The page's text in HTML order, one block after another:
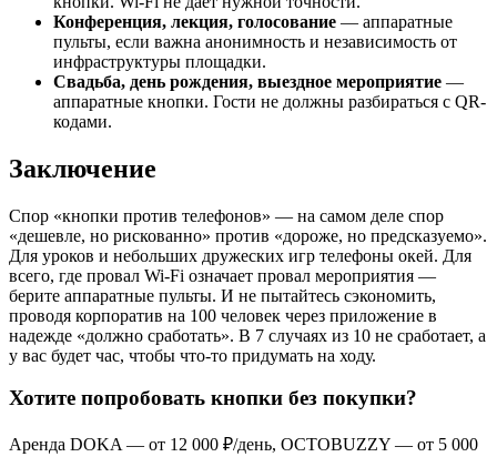
Конференция, лекция, голосование — аппаратные
пульты, если важна анонимность и независимость от
инфраструктуры площадки.
Свадьба, день рождения, выездное мероприятие —
аппаратные кнопки. Гости не должны разбираться с QR-
кодами.
Заключение
Спор «кнопки против телефонов» — на самом деле спор
«дешевле, но рискованно» против «дороже, но предсказуемо».
Для уроков и небольших дружеских игр телефоны окей. Для
всего, где провал Wi-Fi означает провал мероприятия —
берите аппаратные пульты. И не пытайтесь сэкономить,
проводя корпоратив на 100 человек через приложение в
надежде «должно сработать». В 7 случаях из 10 не сработает, а
у вас будет час, чтобы что-то придумать на ходу.
Хотите попробовать кнопки без покупки?
Аренда DOKA — от 12 000 ₽/день, OCTOBUZZY — от 5 000